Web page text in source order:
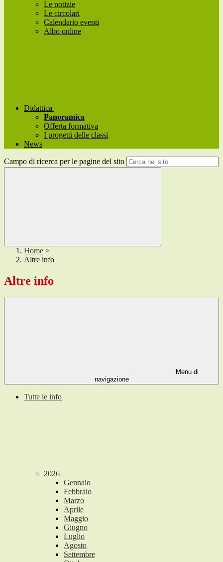
Le notizie
Le circolari
Calendario eventi
Albo online
Didattica
Panoramica
Offerta formativa
I progetti delle classi
News
Campo di ricerca per le pagine del sito
Home >
Altre info
Altre info
Menu di
navigazione
Tutte le info
2026
Gennaio
Febbraio
Marzo
Aprile
Maggio
Giugno
Luglio
Agosto
Settembre